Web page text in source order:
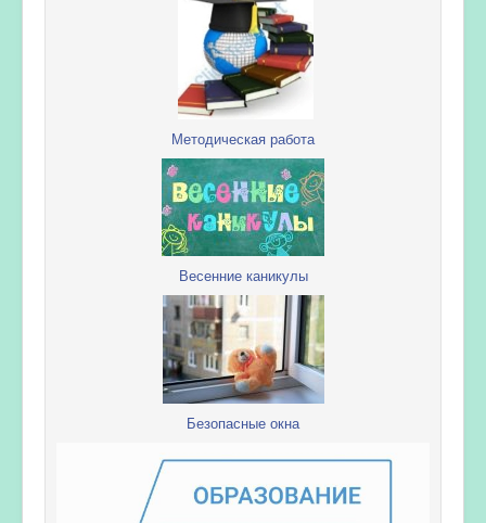
Методическая работа
Весенние каникулы
Безопасные окна